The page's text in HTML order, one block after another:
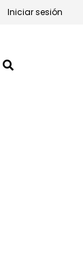
Iniciar sesión